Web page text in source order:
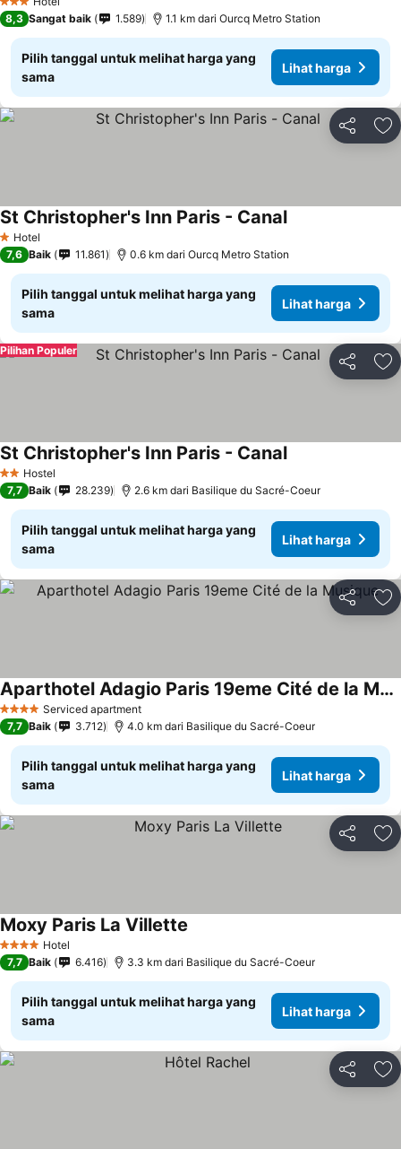
3 Bintang
8,3 Sangat baik 1.589 1.1 km dari Ourcq Metro Station
Pilih tanggal untuk melihat harga yang
sama
Lihat harga
Bagikan
1 Bintang
Hotel
St Christopher's Inn Paris - CanalLihat harga
7,6 Baik 11.861 0.6 km dari Ourcq Metro Station
Pilih tanggal untuk melihat harga yang
sama
Lihat harga
Bagikan
Pilihan Populer
2 Bintang
Hostel
St Christopher's Inn Paris - CanalLihat harga
7,7 Baik 28.239 2.6 km dari Basilique du Sacré-Coeur
Pilih tanggal untuk melihat harga yang
sama
Lihat harga
Bagikan
4 BintangServiced apartment
Aparthotel Adagio Paris 19eme Cité de la Musique
Lihat harga
7,7 Baik 3.712 4.0 km dari Basilique du Sacré-Coeur
Pilih tanggal untuk melihat harga yang
sama
Lihat harga
Bagikan
4 BintangHotel
Moxy Paris La Villette
7,7 Baik 6.416 3.3 km dari Basilique du Sacré-Coeur
Pilih tanggal untuk melihat harga yang
sama
Lihat harga
Bagikan